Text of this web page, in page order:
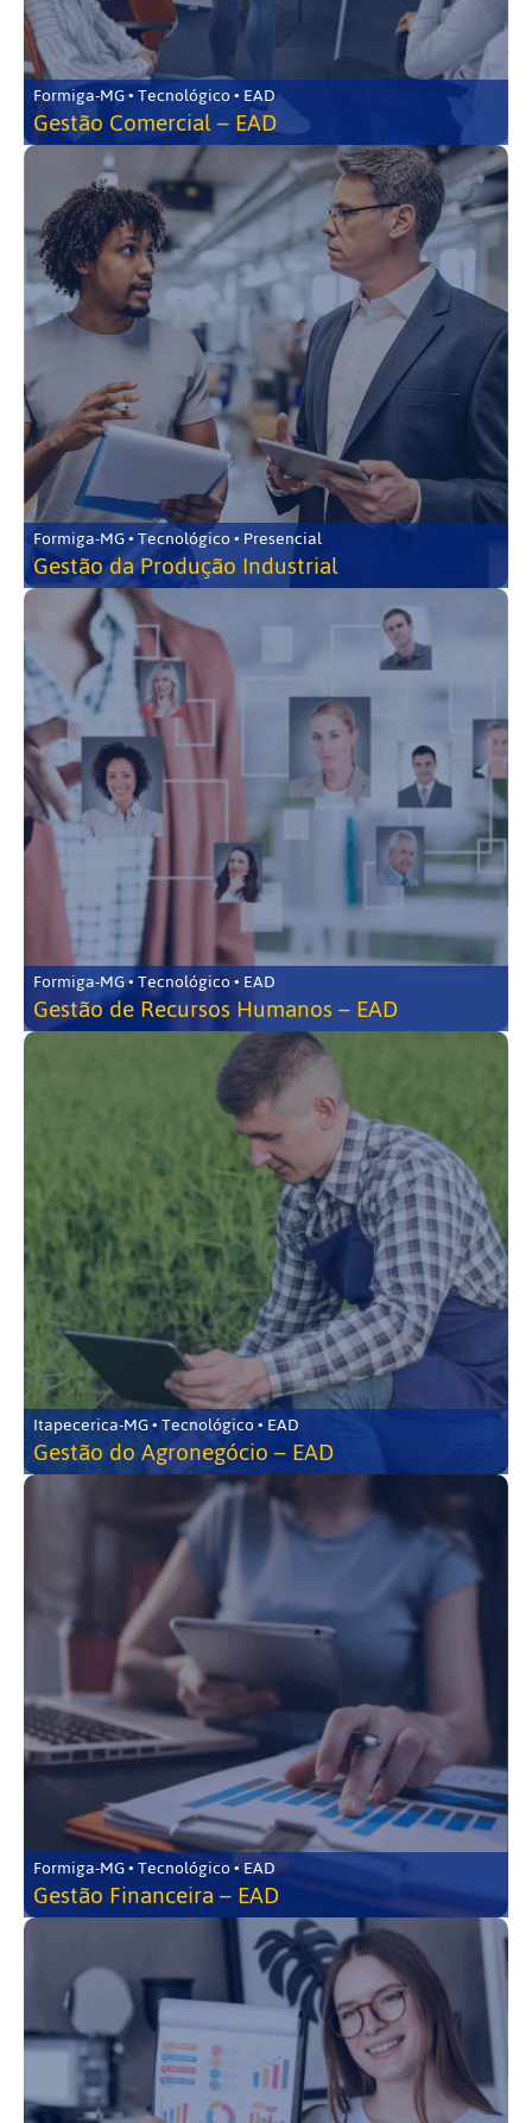
Formiga-MG • Tecnológico • EAD
Gestão Comercial – EAD
Formiga-MG • Tecnológico • Presencial
Gestão da Produção Industrial
Formiga-MG • Tecnológico • EAD
Gestão de Recursos Humanos – EAD
Itapecerica-MG • Tecnológico • EAD
Gestão do Agronegócio – EAD
Formiga-MG • Tecnológico • EAD
Gestão Financeira – EAD